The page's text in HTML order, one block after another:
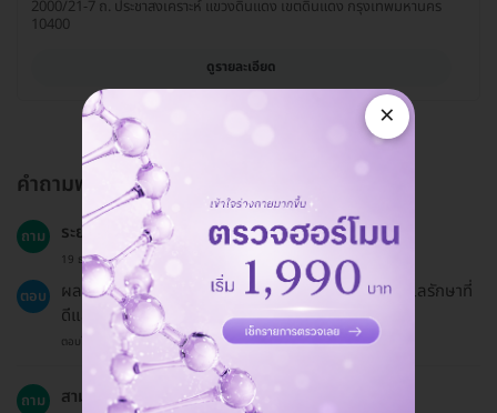
2000/21-7 ถ. ประชาสงเคราะห์ แขวงดินแดง เขตดินแดง กรุงเทพมหานคร
10400
ดูรายละเอียด
คำถามพบบ่อย
ถาม ระยะเวลาที่จัดฟันจะคงอยู่เป็นเวลานานเท่าไหร่?
19 ธ.ค. 2024
ตอบ
ผลลัพธ์ของการจัดฟันสามารถคงอยู่ได้นานหากมีการดูแลรักษาที่
ดีและใส่รีเทนเนอร์ตามคำแนะนำ
ตอบโดยทีมงาน HD
ถาม สามารถชำระเงินได้ผ่านช่องทางไหนบ้าง?
×